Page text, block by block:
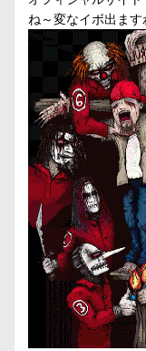
ね～変なイボ出ます